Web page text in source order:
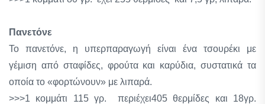
Πανετόνε
Το πανετόνε, η υπερπαραγωγή είναι ένα τσουρέκι με
γέμιση από σταφίδες, φρούτα και καρύδια, συστατικά τα
οποία το «φορτώνουν» με λιπαρά.
>>>1 κομμάτι 115 γρ. περιέχει405 θερμίδες και 18γρ.